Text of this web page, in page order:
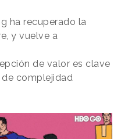
ha recuperado la
y vuelve a
de valor es clave
complejidad